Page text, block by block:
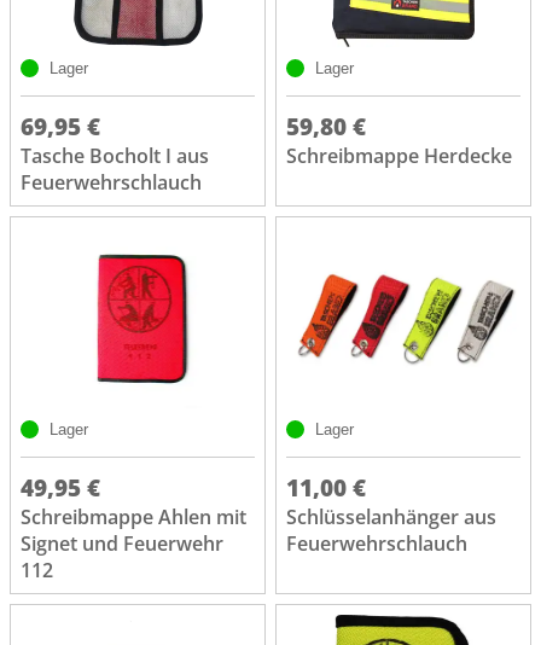
Lager
69,95 €
Tasche Bocholt I aus
Feuerwehrschlauch
Lager
59,80 €
Schreibmappe Herdecke
Lager
49,95 €
Schreibmappe Ahlen mit
Signet und Feuerwehr
112
Lager
11,00 €
Schlüsselanhänger aus
Feuerwehrschlauch